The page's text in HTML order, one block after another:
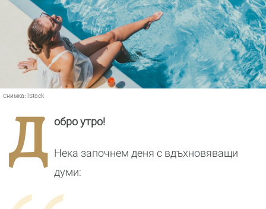
Снимка: iStock
Д обро утро!
Нека започнем деня с вдъхновяващи
думи: